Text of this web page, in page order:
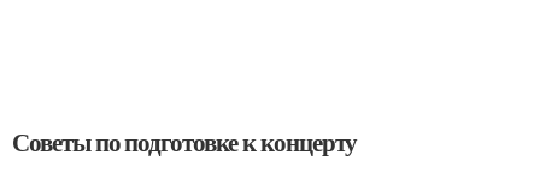
Советы по подготовке к концерту